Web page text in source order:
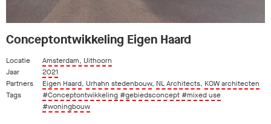
Conceptontwikkeling Eigen Haard
Locatie
Amsterdam, Uithoorn
Jaar
2021
Partners
Eigen Haard, Urhahn stedenbouw, NL Architects, KOW architecten
Tags
#Conceptontwikkeling#gebiedsconcept#mixed use
#woningbouw